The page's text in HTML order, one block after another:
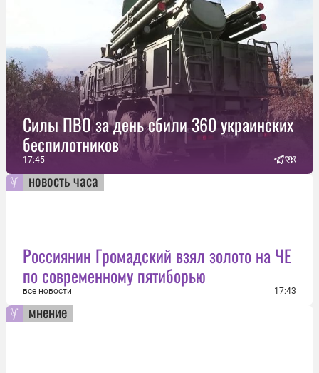
Силы ПВО за день сбили 360 украинских
беспилотников
17:45
новость часа
Россиянин Громадский взял золото на ЧЕ
по современному пятиборью
все новости 17:43
мнение